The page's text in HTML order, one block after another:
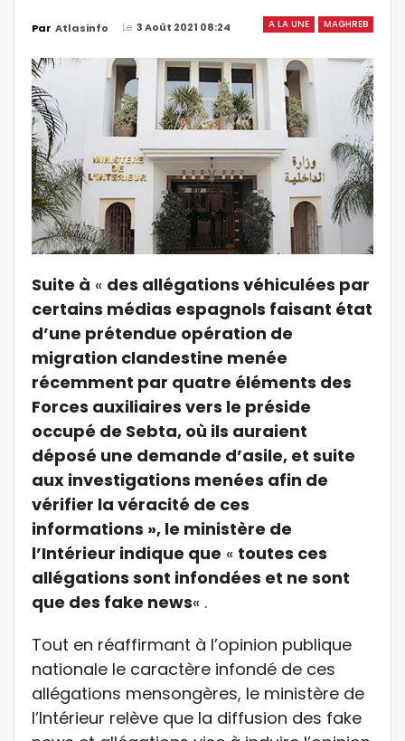
A LA UNE MAGHREB
Par Atlasinfo Le 3 Août 2021 08:24
Suite à « des allégations véhiculées par
certains médias espagnols faisant état
d’une prétendue opération de
migration clandestine menée
récemment par quatre éléments des
Forces auxiliaires vers le préside
occupé de Sebta, où ils auraient
déposé une demande d’asile, et suite
aux investigations menées afin de
vérifier la véracité de ces
informations », le ministère de
l’Intérieur indique que « toutes ces
allégations sont infondées et ne sont
que des fake news« .
Tout en réaffirmant à l’opinion publique
nationale le caractère infondé de ces
allégations mensongères, le ministère de
l’Intérieur relève que la diffusion des fake